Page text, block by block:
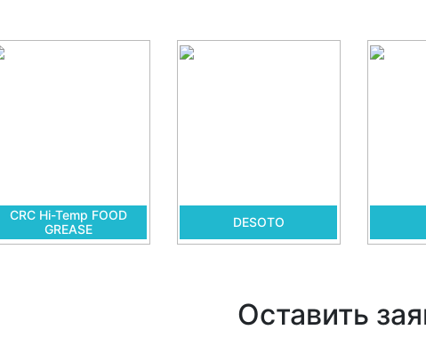
CRC Hi-Temp FOOD
GREASE
DESOTO
Оставить